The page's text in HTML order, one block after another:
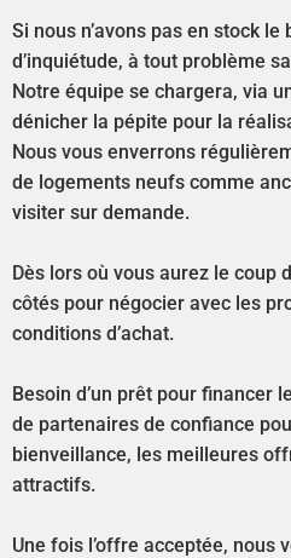
Si nous n’avons pas en stock
d’inquiétude, à tout problème
Notre équipe se chargera, via
dénicher la pépite pour la
Nous vous enverrons
de logements neufs comme
visiter sur demande.
Dès lors où vous aurez le coup
côtés pour négocier avec les
conditions d’achat.
Besoin d’un prêt pour financer
de partenaires de confiance
bienveillance, les meilleures
attractifs.
Une fois l’offre acceptée, nous